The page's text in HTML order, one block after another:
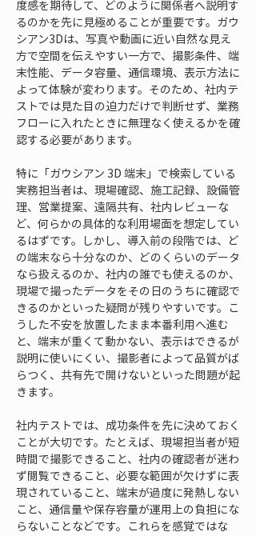
度感を期待して、どのように関係者へ説明す
るのかを先に見極めることが重要です。ガウ
シアン3Dは、写真や動画に近い自然な見え
方で空間を伝えやすい一方で、撮影条件、端
末性能、データ容量、通信環境、表示方法に
よって体験が変わります。そのため、社内テ
ストでは見た目の迫力だけで判断せず、業務
フローに入れたときに無理なく使えるかを確
認する必要があります。
特に「ガウシアン 3D 端末」で検索している
実務担当者は、現場確認、施工記録、設備管
理、営業提案、遠隔共有、社内レビューな
ど、何らかの具体的な利用場面を想定してい
るはずです。しかし、導入前の段階では、ど
の端末なら十分なのか、どのくらいのデータ
なら扱えるのか、社内の誰でも使えるのか、
現場で撮ったデータをその日のうちに確認で
きるのかといった疑問が残りやすいです。こ
うした不安を放置したまま本番利用へ進む
と、端末が重くて動かない、表示はできるが
説明に使いにくい、撮影者によって品質がば
らつく、共有先で開けないといった問題が起
きます。
社内テストでは、成功条件を先に決めておく
ことが大切です。たとえば、現場担当者が短
時間で撮影できること、社内の確認者が迷わ
ず閲覧できること、必要な範囲が欠けずに表
現されていること、端末が過度に発熱しない
こと、通信量や保存容量が運用上の負担にな
らないことなどです。これらを感覚ではな